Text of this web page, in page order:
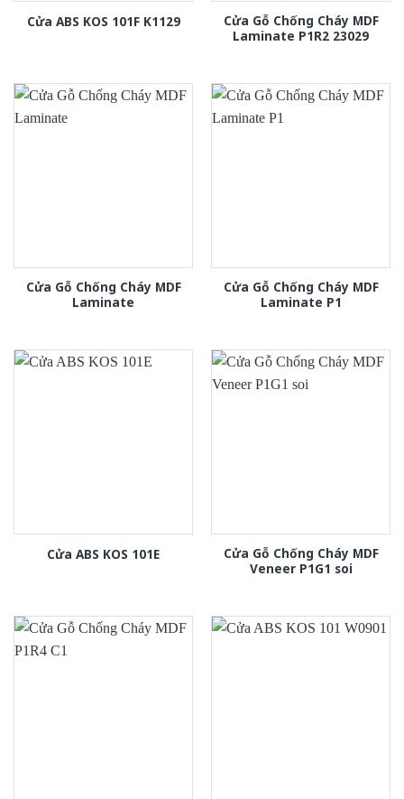
Cửa ABS KOS 101F K1129
Cửa Gỗ Chống Cháy MDF
Laminate P1R2 23029
Cửa Gỗ Chống Cháy MDF
Laminate
Cửa Gỗ Chống Cháy MDF
Laminate P1
Cửa ABS KOS 101E
Cửa Gỗ Chống Cháy MDF
Veneer P1G1 soi